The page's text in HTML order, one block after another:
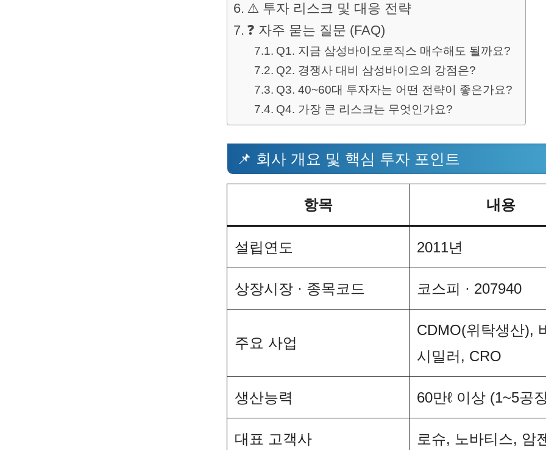
⚠️ 투자 리스크 및 대응 전략
❓ 자주 묻는 질문 (FAQ)
Q1. 지금 삼성바이오로직스 매수해도 될까요?
Q2. 경쟁사 대비 삼성바이오의 강점은?
Q3. 40~60대 투자자는 어떤 전략이 좋은가요?
Q4. 가장 큰 리스크는 무엇인가요?
📌 회사 개요 및 핵심 투자 포인트
항목 내용
설립연도 2011년
상장시장 · 종목코드 코스피 · 207940
주요 사업
CDMO(위탁생산),
시밀러, CRO
생산능력 60만ℓ 이상 (1~5공
대표 고객사 로슈, 노바티스, 암